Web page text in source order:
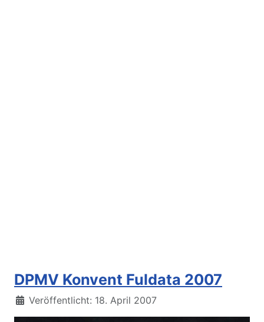
DPMV Konvent Fuldata 2007
Details
Veröffentlicht: 18. April 2007